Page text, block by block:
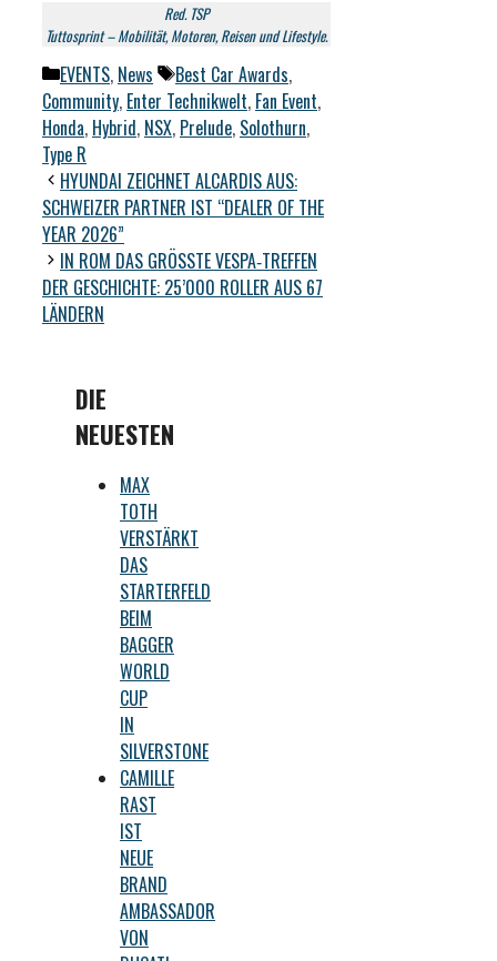
Red. TSP
Tuttosprint – Mobilität, Motoren, Reisen und Lifestyle.
Kategorien
EVENTS, News Schlagwörter
Best Car Awards,
Community, Enter Technikwelt, Fan Event,
Honda, Hybrid, NSX, Prelude, Solothurn,
Type R
HYUNDAI ZEICHNET ALCARDIS AUS:
SCHWEIZER PARTNER IST “DEALER OF THE
YEAR 2026”
IN ROM DAS GRÖSSTE VESPA‑TREFFEN
DER GESCHICHTE: 25’000 ROLLER AUS 67
LÄNDERN
DIE
NEUESTEN
MAX
TOTH
VERSTÄRKT
DAS
STARTERFELD
BEIM
BAGGER
WORLD
CUP
IN
SILVERSTONE
CAMILLE
RAST
IST
NEUE
BRAND
AMBASSADOR
VON